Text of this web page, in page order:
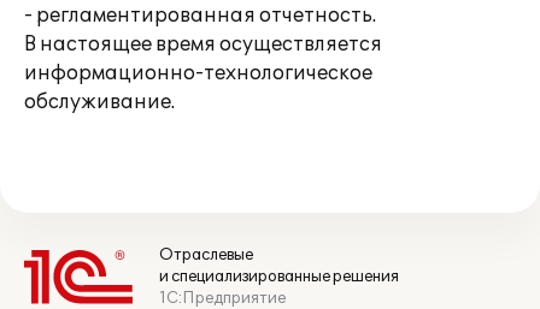
- регламентированная отчетность.
В настоящее время осуществляется
информационно-технологическое
обслуживание.
Отраслевые
и специализированные решения
1С:Предприятие